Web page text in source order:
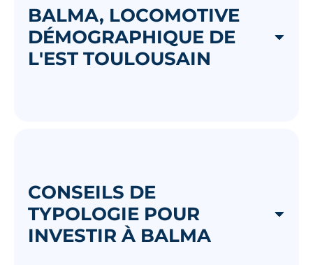
BALMA, LOCOMOTIVE
DÉMOGRAPHIQUE DE
L'EST TOULOUSAIN
CONSEILS DE
TYPOLOGIE POUR
INVESTIR À BALMA